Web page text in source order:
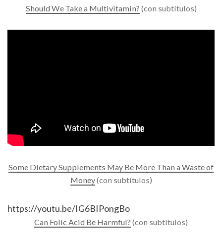
Should We Take a Multivitamin? (con subtítulos)
Some Dietary Supplements May Be More Than a Waste of
Money(con subtítulos)
https://youtu.be/IG6BIPongBo
Can Folic Acid Be Harmful? (con subtítulos)